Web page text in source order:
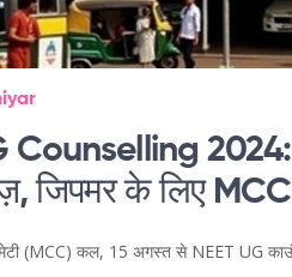
Counselling 2024:
जिपमर के लिए
(MCC) कल, 15 अगस्त से NEET UG